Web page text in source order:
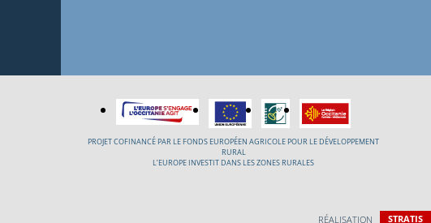
PROJET COFINANCÉ PAR LE FONDS EUROPÉEN AGRICOLE POUR LE DÉVELOPPEMENT
RURAL
L’EUROPE INVESTIT DANS LES ZONES RURALES
RÉALISATION STRATIS